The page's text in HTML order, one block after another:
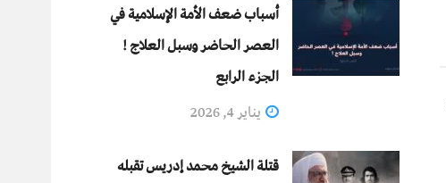
أسباب ضعف الأمة الإسلامية في
العصر الحاضر وسبل العلاج !
الجزء الرابع
يناير 4, 2026
قتلة الشيخ محمد إدريس تقبله